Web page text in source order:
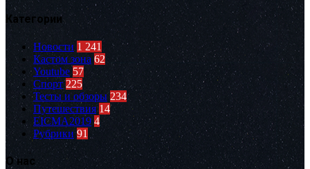
Категории
Новости 1 241
Кастом зона 62
Youtube 57
Спорт 225
Тесты и обзоры 234
Путешествия 14
EICMA2019 4
Рубрики 91
О нас